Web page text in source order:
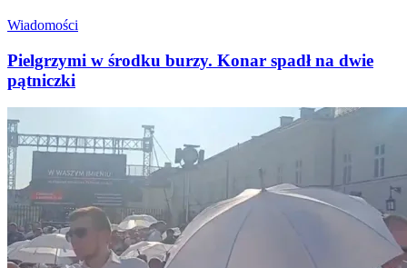
Wiadomości
Pielgrzymi w środku burzy. Konar spadł na dwie
pątniczki